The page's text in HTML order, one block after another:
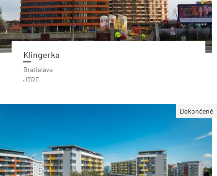
Klingerka
Bratislava
JTRE
Dokončené